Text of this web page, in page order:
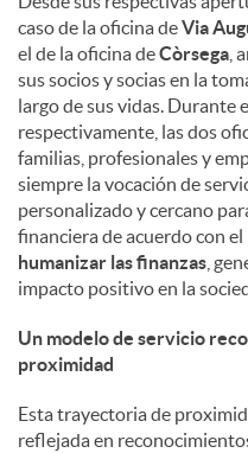
d
o
s
caso de la oficina deVia
el de la oficina deCòrsega ,
sus socios y socias en la
largo de sus vidas. Durante
respectivamente, las dos
familias, profesionales y
siempre la vocación de
personalizado y cercano
financiera de acuerdo con
humanizar las finanzas ,
impacto positivo en la
Un modelo de servicio
proximidad
Esta trayectoria de
reflejada en